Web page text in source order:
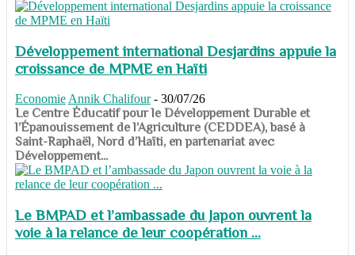
Développement international Desjardins appuie la
croissance de MPME en Haïti
Economie Annik Chalifour - 30/07/26
​​​​​​​Le Centre Éducatif pour le Développement Durable et
l’Épanouissement de l’Agriculture (CEDDEA), basé à
Saint-Raphaël, Nord d’Haïti, en partenariat avec
Développement...
Le BMPAD et l’ambassade du Japon ouvrent la
voie à la relance de leur coopération ...